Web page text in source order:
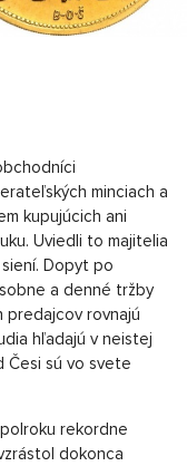
minciach a
kupujúcich ani
Uviedli to majitelia
Dopyt po
a denné tržby
predajcov rovnajú
hľadajú v neistej
Česi sú vo svete
rekordne
dokonca